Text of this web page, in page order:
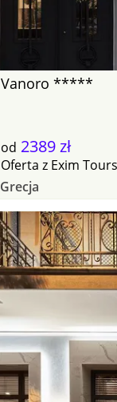
Vanoro *****
od 2389 zł
Oferta z Exim
Grecja